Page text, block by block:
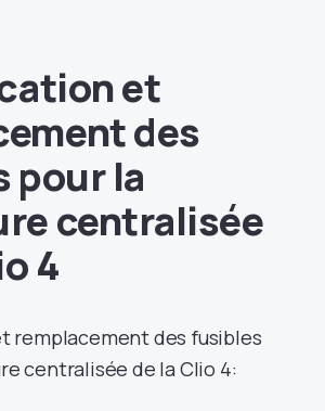
et
des
pour la
centralisée
4
remplacement des fusibles
centralisée de la Clio 4: